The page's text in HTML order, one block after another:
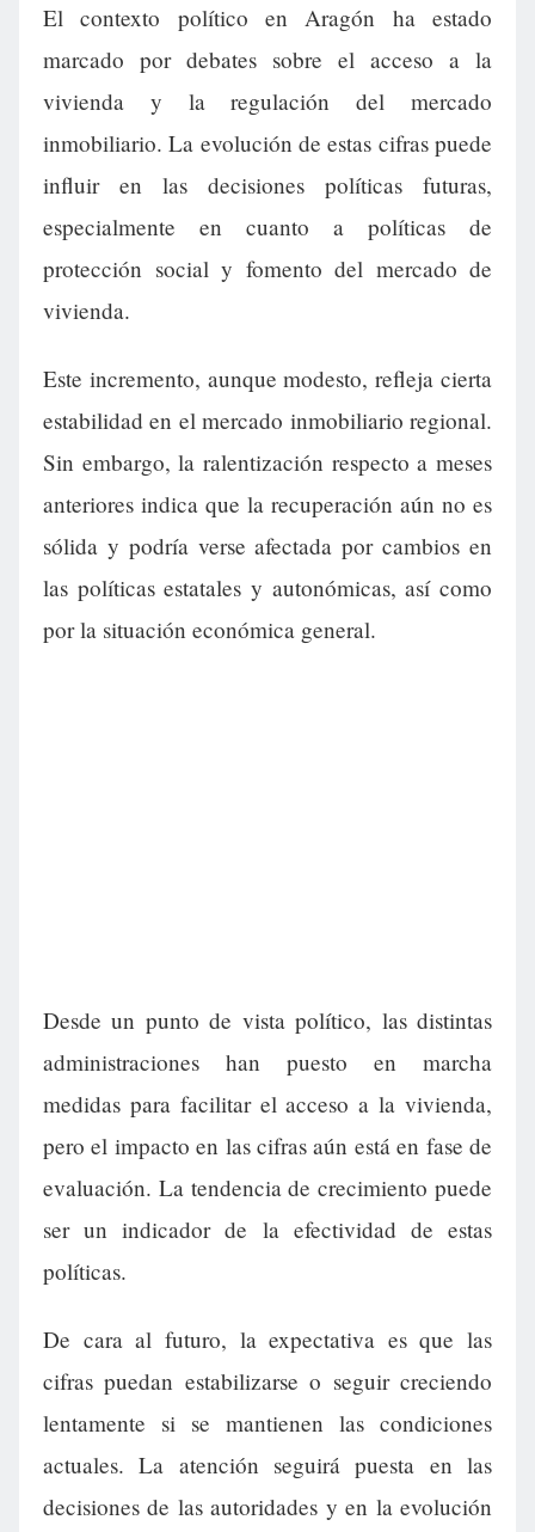
El contexto político en Aragón ha estado
marcado por debates sobre el acceso a la
vivienda y la regulación del mercado
inmobiliario. La evolución de estas cifras puede
influir en las decisiones políticas futuras,
especialmente en cuanto a políticas de
protección social y fomento del mercado de
vivienda.
Este incremento, aunque modesto, refleja cierta
estabilidad en el mercado inmobiliario regional.
Sin embargo, la ralentización respecto a meses
anteriores indica que la recuperación aún no es
sólida y podría verse afectada por cambios en
las políticas estatales y autonómicas, así como
por la situación económica general.
Desde un punto de vista político, las distintas
administraciones han puesto en marcha
medidas para facilitar el acceso a la vivienda,
pero el impacto en las cifras aún está en fase de
evaluación. La tendencia de crecimiento puede
ser un indicador de la efectividad de estas
políticas.
De cara al futuro, la expectativa es que las
cifras puedan estabilizarse o seguir creciendo
lentamente si se mantienen las condiciones
actuales. La atención seguirá puesta en las
decisiones de las autoridades y en la evolución